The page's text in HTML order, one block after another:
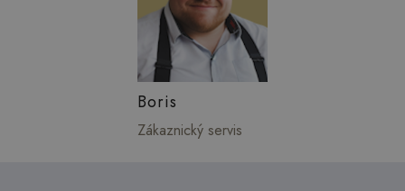
Boris
Zákaznický servis